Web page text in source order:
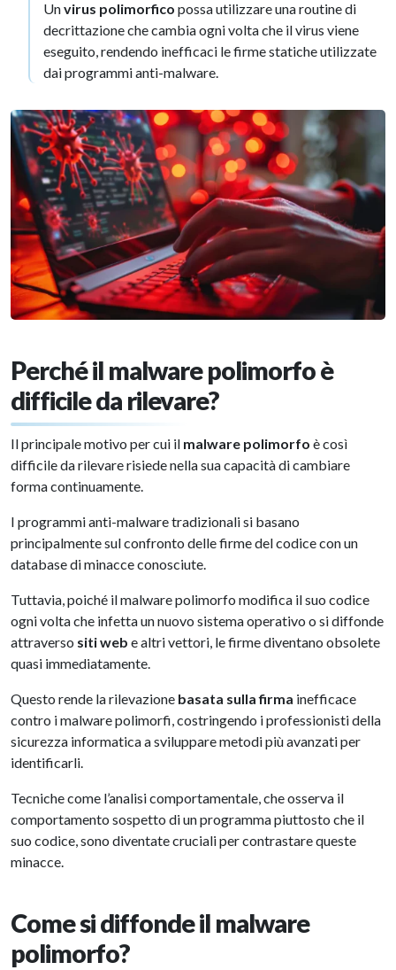
Unvirus polimorfico possa utilizzare una routine di
decrittazione che cambia ogni volta che il virus viene
eseguito, rendendo inefficaci le firme statiche utilizzate
dai programmi anti-malware.
Perché il malware polimorfo è
difficile da rilevare?
Il principale motivo per cui il malware polimorfo è così
difficile da rilevare risiede nella sua capacità di cambiare
forma continuamente.
I programmi anti-malware tradizionali si basano
principalmente sul confronto delle firme del codice con un
database di minacce conosciute.
Tuttavia, poiché il malware polimorfo modifica il suo codice
ogni volta che infetta un nuovo sistema operativo o si diffonde
attraverso siti web e altri vettori, le firme diventano obsolete
quasi immediatamente.
Questo rende la rilevazione basata sulla firma inefficace
contro i malware polimorfi, costringendo i professionisti della
sicurezza informatica a sviluppare metodi più avanzati per
identificarli.
Tecniche come l’analisi comportamentale, che osserva il
comportamento sospetto di un programma piuttosto che il
suo codice, sono diventate cruciali per contrastare queste
minacce.
Come si diffonde il malware
polimorfo?